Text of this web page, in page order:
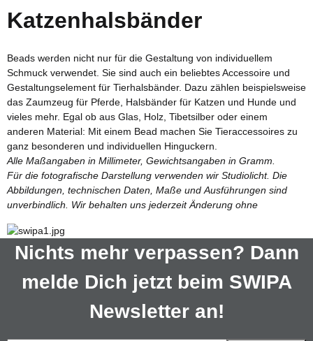
Katzenhalsbänder
Beads werden nicht nur für die Gestaltung von individuellem
Schmuck verwendet. Sie sind auch ein beliebtes Accessoire und
Gestaltungselement für Tierhalsbänder. Dazu zählen beispielsweise
das Zaumzeug für Pferde, Halsbänder für Katzen und Hunde und
vieles mehr. Egal ob aus Glas, Holz, Tibetsilber oder einem
anderen Material: Mit einem Bead machen Sie Tieraccessoires zu
ganz besonderen und individuellen Hinguckern.
Alle Maßangaben in Millimeter, Gewichtsangaben in Gramm.
Für die fotografische Darstellung verwenden wir Studiolicht. Die
Abbildungen, technischen Daten, Maße und Ausführungen sind
unverbindlich. Wir behalten uns jederzeit Änderung ohne
Nichts mehr verpassen? Dann
melde Dich jetzt beim SWIPA
Newsletter an!